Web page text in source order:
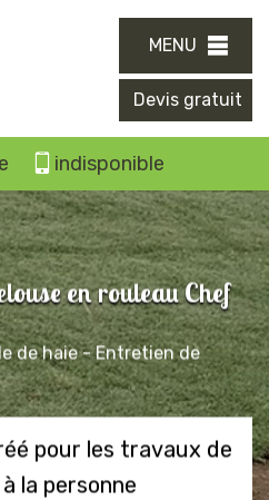
MENU
Devis gratuit
indisponible
en rouleau Chef
de haie - Entretien de
pour les travaux de
la personne